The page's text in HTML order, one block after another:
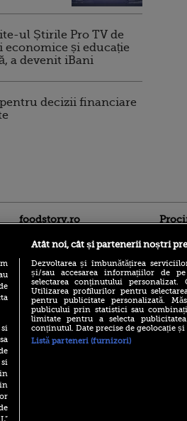
ul Știrile Pro TV de
și educație
a devenit iBani
decizii financiare
foodstory.ro
(P) Descoperă Lumea
Evenimentelor din România
cu Transilvania Events!
Atât noi, cât și partenerii noștri
Dezvoltarea și îmbunătățirea
și/sau accesarea informațiilor de
selectarea conținutului
Utilizarea profilurilor pentru
pentru publicitate personalizată.
publicului prin statistici sau
limitate pentru a selecta
conținutul. Date precise de geolocație
Listă parteneri (furnizori)